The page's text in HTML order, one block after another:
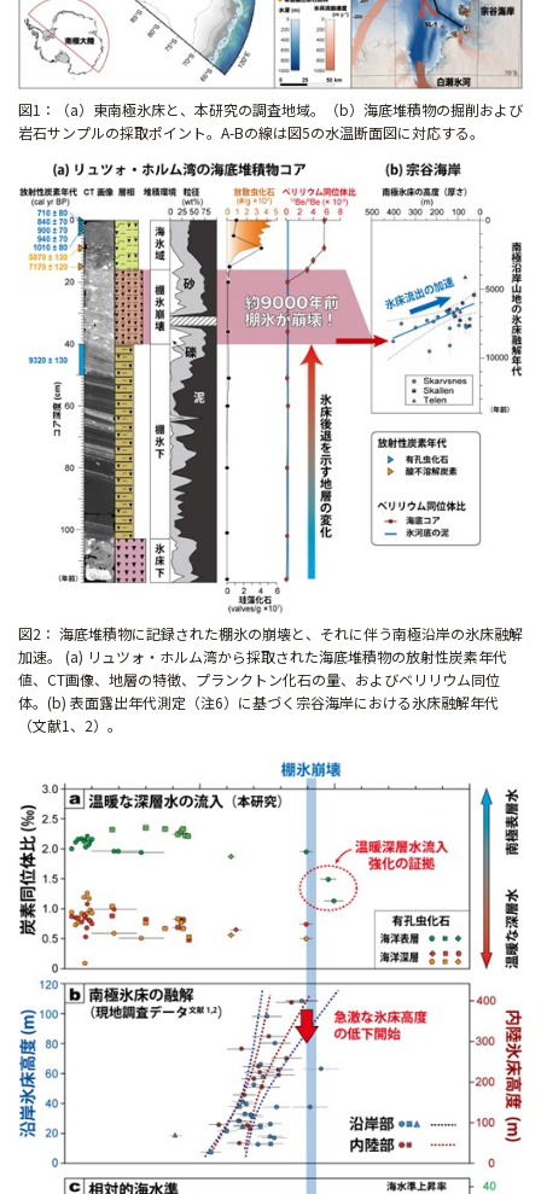
図1：（a）東南極氷床と、本研究の調査地域。（b）海底堆積物の掘削および
岩石サンプルの採取ポイント。A-Bの線は図5の水温断面図に対応する。
図2： 海底堆積物に記録された棚氷の崩壊と、それに伴う南極沿岸の氷床融解
加速。 (a) リュツォ・ホルム湾から採取された海底堆積物の放射性炭素年代
値、CT画像、地層の特徴、プランクトン化石の量、およびベリリウム同位
体。(b) 表面露出年代測定（注6）に基づく宗谷海岸における氷床融解年代
（文献1、2）。